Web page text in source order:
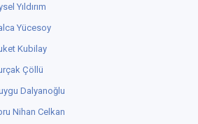
Yıldırım
Yücesoy
Kubilay
Çöllü
Dalyanoğlu
Nihan Celkan